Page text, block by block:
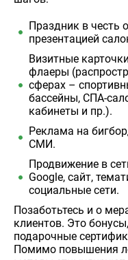
Праздник в честь
презентацией
Визитные
флаеры
сферах –
бассейны, СПА-
кабинеты и пр.).
Реклама на
СМИ.
Продвижение в
Google, сайт,
социальные сети.
Позаботьтесь и о
клиентов. Это
подарочные
Помимо повышения